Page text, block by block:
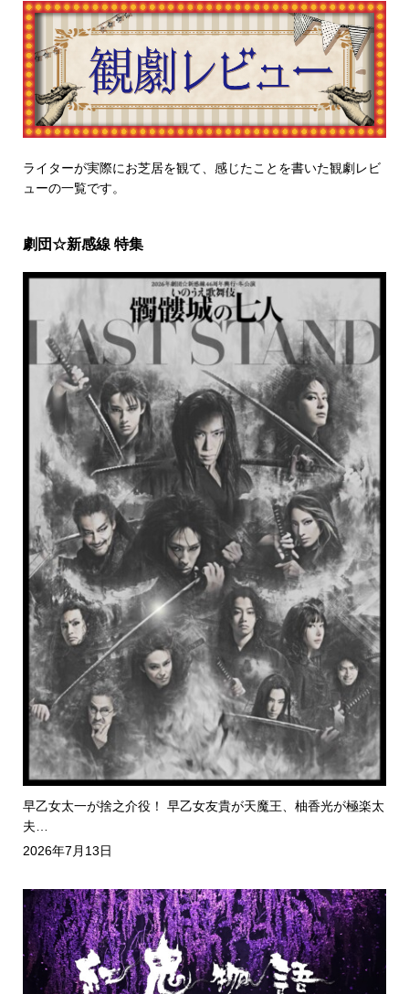
ライターが実際にお芝居を観て、感じたことを書いた観劇レビ
ューの一覧です。
劇団☆新感線 特集
早乙女太一が捨之介役！ 早乙女友貴が天魔王、柚香光が極楽太
夫…
2026年7月13日